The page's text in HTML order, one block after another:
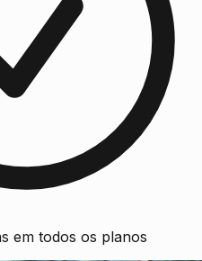
em todos os planos